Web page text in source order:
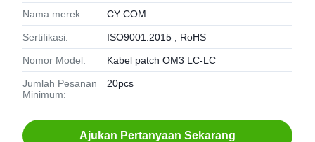
Nama merek: CY COM
Sertifikasi: ISO9001:2015 , RoHS
Nomor Model: Kabel patch OM3 LC-LC
Jumlah Pesanan
Minimum:
20pcs
Ajukan Pertanyaan Sekarang